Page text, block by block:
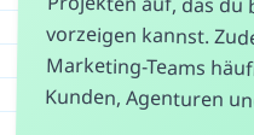
Kunden, Agenturen